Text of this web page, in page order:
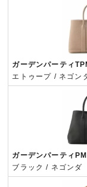
ガーデンパーティ
エトゥープ / ネゴン
ガーデンパーティPM
ブラック / ネゴンダ